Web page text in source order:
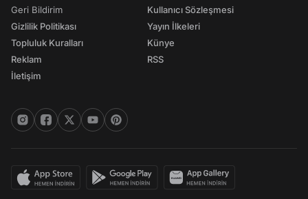
Geri Bildirim
Gizlilik Politikası
Topluluk Kuralları
Reklam
İletişim
Kullanıcı Sözleşmesi
Yayın İlkeleri
Künye
RSS